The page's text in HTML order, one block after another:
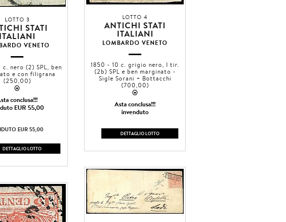
LOTTO 3
STATI
ITALIANI
VENETO
c. nero (2) SPL, ben
e con filigrana
(250,00)
2
conclusa!!!
EUR 55,00
EUR 55,00
DETTAGLIO LOTTO
LOTTO 4
ANTICHI STATI
ITALIANI
LOMBARDO VENETO
1850 - 10 c. grigio nero, I tir.
(2b) SPL e ben marginato -
Sigle Sorani + Bottacchi
(700,00)
2
Asta conclusa!!!
invenduto
DETTAGLIO LOTTO